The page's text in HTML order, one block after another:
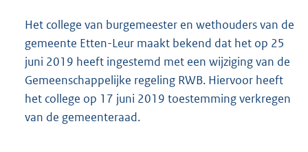
3
0
1
b
Het college van burgemeester en wethouders van de
gemeente Etten-Leur maakt bekend dat het op 25
juni 2019 heeft ingestemd met een wijziging van de
Gemeenschappelijke regeling RWB. Hiervoor heeft
het college op 17 juni 2019 toestemming verkregen
van de gemeenteraad.